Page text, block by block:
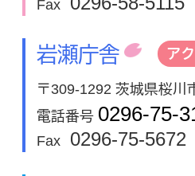
Fax
岩瀬庁舎 ア
〒309-1292 茨城県桜川
電話番号 0296-75-
Fax
0296-75-5672